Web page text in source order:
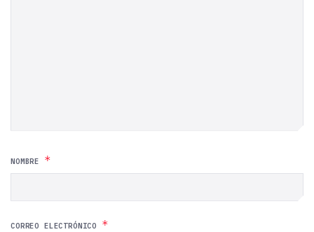
NOMBRE *
CORREO ELECTRÓNICO *